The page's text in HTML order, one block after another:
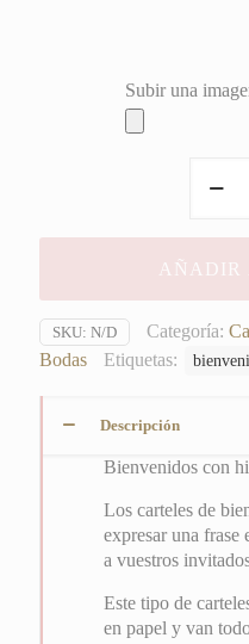
Subir una
con
y
AÑADIR
SKU: N/D Categoría:
Bodas
Etiquetas:
Descripción
Bienvenidos con
Los carteles de
expresar una frase
a vuestros
Este tipo de
en papel y van